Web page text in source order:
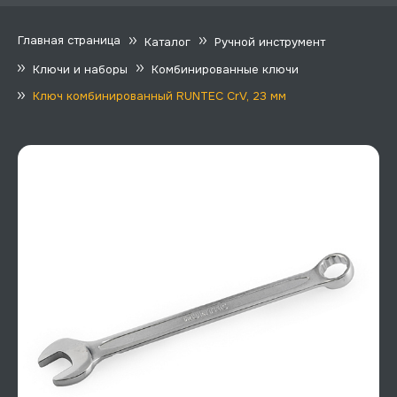
Главная страница Каталог
Ручной инструмент
Ключи и наборы
Комбинированные ключи
Ключ комбинированный RUNTEC CrV, 23 мм